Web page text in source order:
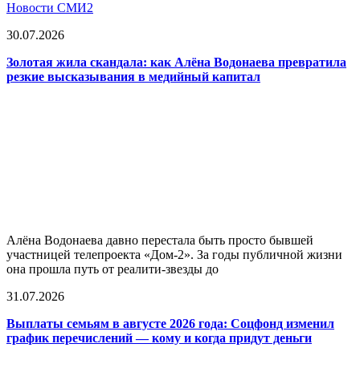
Новости СМИ2
30.07.2026
Золотая жила скандала: как Алёна Водонаева превратила
резкие высказывания в медийный капитал
Алёна Водонаева давно перестала быть просто бывшей
участницей телепроекта «Дом-2». За годы публичной жизни
она прошла путь от реалити-звезды до
31.07.2026
Выплаты семьям в августе 2026 года: Соцфонд изменил
график перечислений — кому и когда придут деньги